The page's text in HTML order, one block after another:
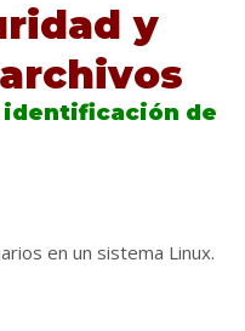
y
identificación de
en un sistema Linux.